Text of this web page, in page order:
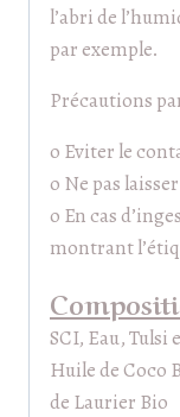
l’abri de
par exemple.
Précautions
o Eviter le
o Ne pas
o En cas
montrant
SCI, Eau, Tulsi
Huile de Coco
de Laurier Bio